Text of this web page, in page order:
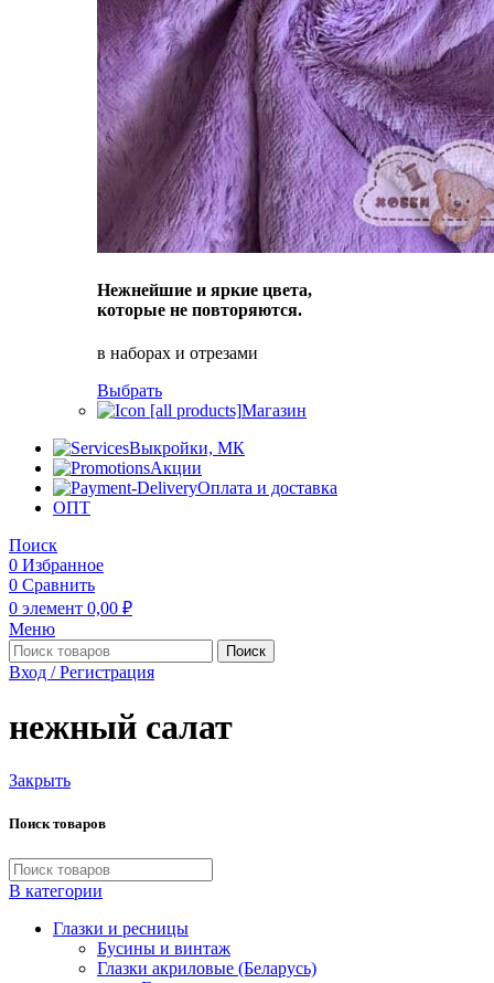
Нежнейшие и яркие цвета,
которые не повторяются.
в наборах и отрезами
Выбрать
Магазин
Выкройки, МК
Акции
Оплата и доставка
ОПТ
Поиск
0 Избранное
0 Сравнить
0 элемент 0,00 ₽
Меню
Поиск
Вход / Регистрация
нежный салат
Закрыть
Поиск товаров
В категории
Глазки и ресницы
Бусины и винтаж
Глазки акриловые (Беларусь)